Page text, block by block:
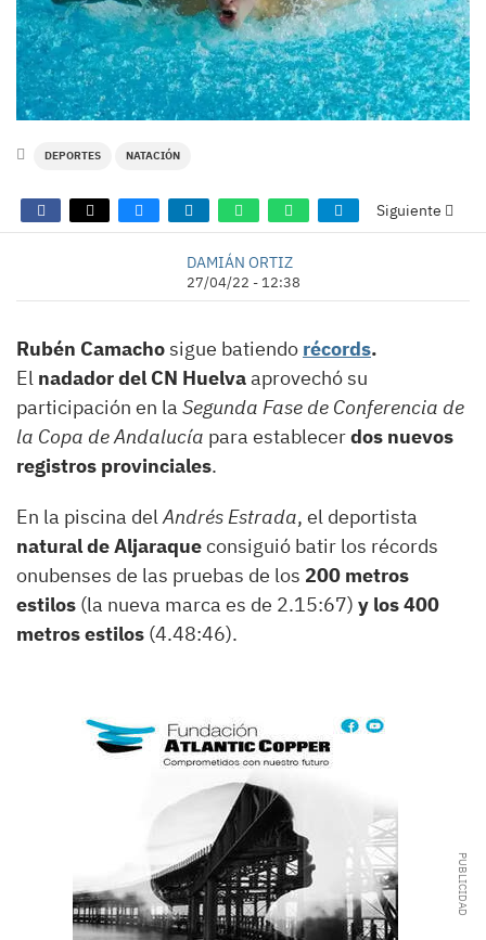
DEPORTES NATACIÓN
Siguiente
DAMIÁN ORTIZ
27/04/22 - 12:38
Rubén Camachosigue batiendo récords.
El nadador del CN Huelvaaprovechó su
participación en la Segunda Fase de Conferencia de
la Copa de Andalucía para establecerdos nuevos
registros provinciales.
En la piscina delAndrés Estrada, el deportista
natural de Aljaraqueconsiguió batir los récords
onubenses de las pruebas de los 200 metros
estilos (la nueva marca es de 2.15:67) y los 400
metros estilos (4.48:46).